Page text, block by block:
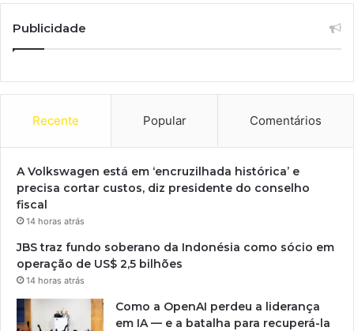
Publicidade
Recente Popular Comentários
A Volkswagen está em ‘encruzilhada histórica’ e
precisa cortar custos, diz presidente do conselho
fiscal
14 horas atrás
JBS traz fundo soberano da Indonésia como sócio em
operação de US$ 2,5 bilhões
14 horas atrás
Como a OpenAI perdeu a liderança
em IA — e a batalha para recuperá-la